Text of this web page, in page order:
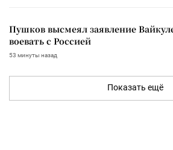
Пушков высмеял заявление
воевать с Россией
53 минуты назад
Показать ещё